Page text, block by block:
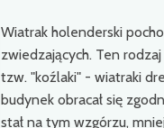
Wiatrak holenderski
zwiedzających. Ten
tzw. "koźlaki" - wiatraki
budynek obracał się
stał na tym wzgórzu,